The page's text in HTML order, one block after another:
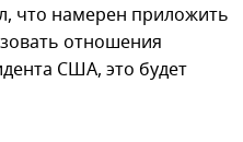
что намерен приложить
отношения
США, это будет